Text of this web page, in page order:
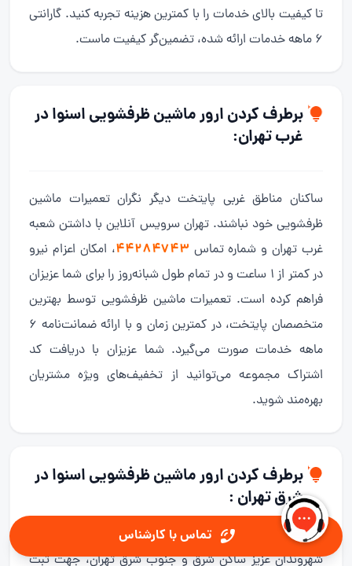
تا کیفیت بالای خدمات را با کمترین هزینه تجربه کنید. گارانتی
۶ ماهه خدمات ارائه شده، تضمین‌گر کیفیت ماست.
برطرف کردن ارور ماشین ظرفشویی اسنوا در
غرب تهران:
ساکنان مناطق غربی پایتخت دیگر نگران تعمیرات ماشین
ظرفشویی خود نباشند. تهران سرویس آنلاین با داشتن شعبه
غرب تهران و شماره تماس۴۴۲۸۴۷۴۳، امکان اعزام نیرو
در کمتر از ۱ ساعت و در تمام طول شبانه‌روز را برای شما عزیزان
فراهم کرده است. تعمیرات ماشین ظرفشویی توسط بهترین
متخصصان پایتخت، در کمترین زمان و با ارائه ضمانت‌نامه ۶
ماهه خدمات صورت می‌گیرد. شما عزیزان با دریافت کد
اشتراک مجموعه می‌توانید از تخفیف‌های ویژه مشتریان
بهره‌مند شوید.
برطرف کردن ارور ماشین ظرفشویی اسنوا در
شرق تهران :
شهروندان عزیز ساکن شرق و جنوب شرق تهران، جهت ثبت
تماس با کارشناس